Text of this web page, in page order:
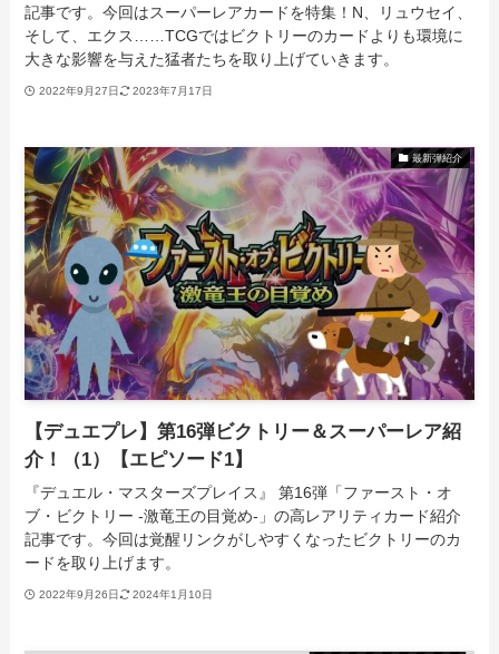
記事です。今回はスーパーレアカードを特集！N、リュウセイ、
そして、エクス……TCGではビクトリーのカードよりも環境に
大きな影響を与えた猛者たちを取り上げていきます。
2022年9月27日 2023年7月17日
最新弾紹介
【デュエプレ】第16弾ビクトリー＆スーパーレア紹
介！（1）【エピソード1】
『デュエル・マスターズプレイス』 第16弾「ファースト・オ
ブ・ビクトリー -激竜王の目覚め-」の高レアリティカード紹介
記事です。今回は覚醒リンクがしやすくなったビクトリーのカ
ードを取り上げます。
2022年9月26日 2024年1月10日